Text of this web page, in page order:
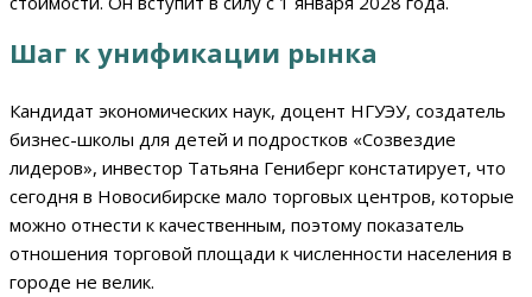
Шаг к унификации рынка
Кандидат экономических наук, доцент НГУЭУ, создатель
бизнес-школы для детей и подростков «Созвездие
лидеров», инвестор Татьяна Гениберг констатирует, что
сегодня в Новосибирске мало торговых центров, которые
можно отнести к качественным, поэтому показатель
отношения торговой площади к численности населения в
городе не велик.